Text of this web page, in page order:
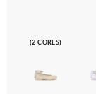
(2 CORES)